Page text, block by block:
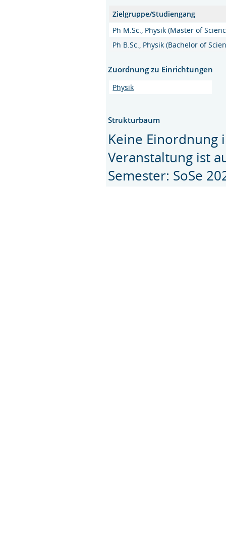
Zielgruppe/Studiengang
Ph M.Sc., Physik (Master of
Ph B.Sc., Physik (Bachelor of
Zuordnung zu Einrichtungen
Physik
Strukturbaum
Keine Einordnung
Veranstaltung ist
Semester: SoSe